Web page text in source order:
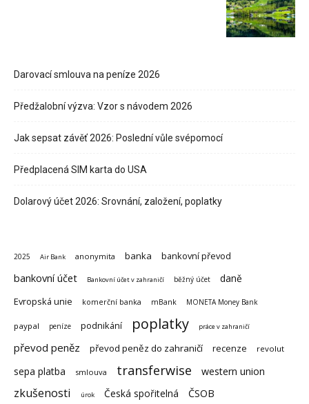
Darovací smlouva na peníze 2026
Předžalobní výzva: Vzor s návodem 2026
Jak sepsat závěť 2026: Poslední vůle svépomocí
Předplacená SIM karta do USA
Dolarový účet 2026: Srovnání, založení, poplatky
2025 Air Bank anonymita banka bankovní převod
bankovní účet Bankovní účet v zahraničí běžný účet daně
Evropská unie komerční banka mBank MONETA Money Bank
paypal peníze podnikání poplatky práce v zahraničí
převod peněz převod peněz do zahraničí recenze revolut
sepa platba smlouva transferwise western union
zkušenosti úrok Česká spořitelná ČSOB